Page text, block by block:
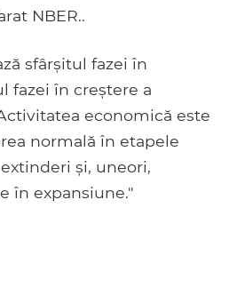
NBER..
sfârșitul fazei în
fazei în creștere a
economică este
normală în etapele
și, uneori,
în expansiune."